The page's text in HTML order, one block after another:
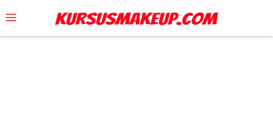
to
content
Mobile
Menu